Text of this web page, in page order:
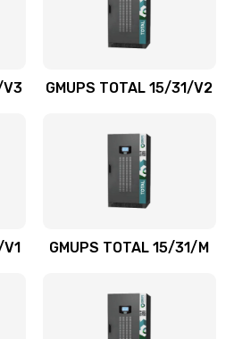
V3 GMUPS TOTAL 15/31/V2
V1 GMUPS TOTAL 15/31/M